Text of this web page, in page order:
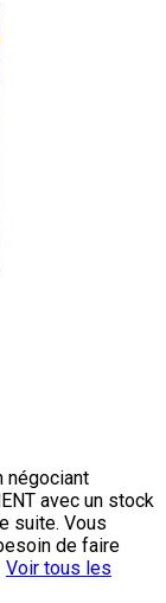
négociant
avec un stock
suite. Vous
de faire
Voir tous les